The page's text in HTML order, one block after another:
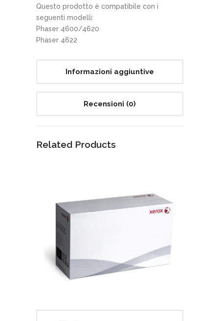
Questo prodotto è compatibile con i
seguenti modelli:
Phaser 4600/4620
Phaser 4622
Informazioni aggiuntive
Recensioni (0)
Related Products